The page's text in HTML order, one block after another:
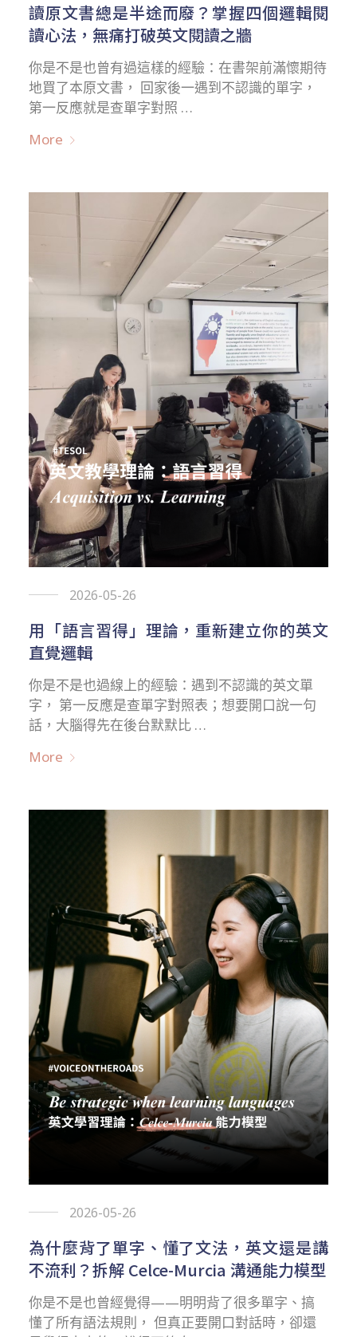
讀原文書總是半途而廢？掌握四個邏輯閱
讀心法，無痛打破英文閱讀之牆
你是不是也曾有過這樣的經驗：在書架前滿懷期待
地買了本原文書， 回家後一遇到不認識的單字，
第一反應就是查單字對照 …
More
2026-05-26
用「語言習得」理論，重新建立你的英文
直覺邏輯
你是不是也過線上的經驗：遇到不認識的英文單
字， 第一反應是查單字對照表；想要開口說一句
話，大腦得先在後台默默比 …
More
2026-05-26
為什麼背了單字、懂了文法，英文還是講
不流利？拆解 Celce-Murcia 溝通能力模型
你是不是也曾經覺得——明明背了很多單字、搞
懂了所有語法規則， 但真正要開口對話時，卻還